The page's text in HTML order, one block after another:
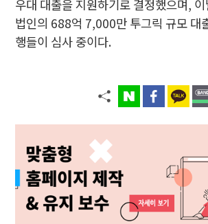
우대 대출을 지원하기로 결정했으며,
법인의 688억 7,000만 투그릭 규모 대
행들이 심사 중이다.